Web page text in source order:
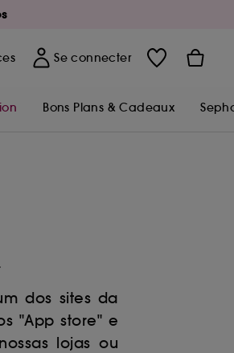
Se connecter
Bons Plans & Cadeaux
dos sites da
"App store" e
lojas ou